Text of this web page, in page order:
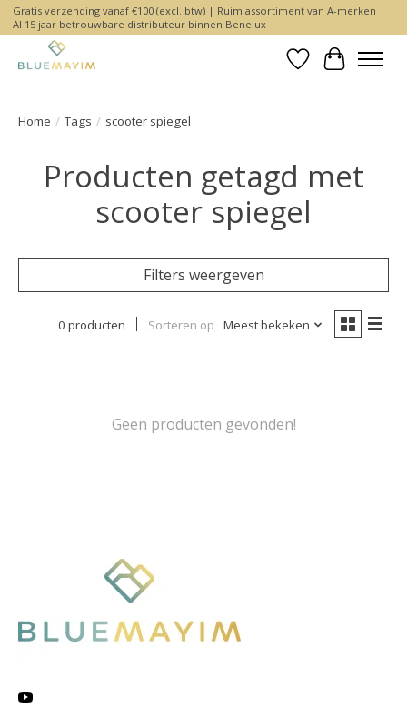
Gratis verzending vanaf €100 (excl. btw) | Ruim assortiment van A-merken |
Al 15 jaar betrouwbare distributeur binnen Benelux
Verlanglijst
Home / Tags / scooter spiegel
Producten getagd met
scooter spiegel
Filters weergeven
0 producten Sorteren op Meest bekeken
Geen producten gevonden!